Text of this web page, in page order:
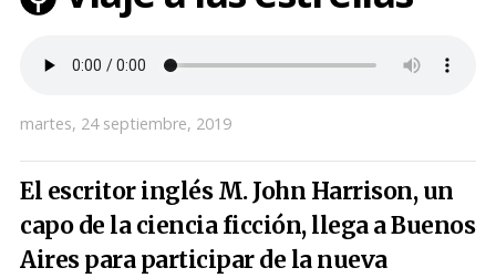
martes, 24 septiembre, 2019
El escritor inglés M. John Harrison, un
capo de la ciencia ficción, llega a Buenos
Aires para participar de la nueva